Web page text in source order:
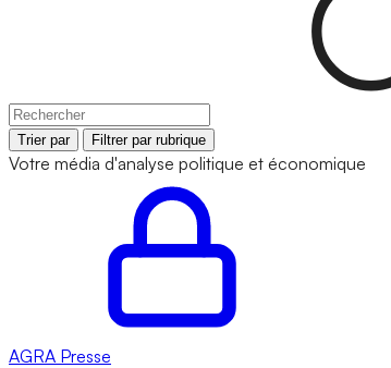
Trier par Filtrer par rubrique
Votre média d'analyse politique et économique
AGRA Presse